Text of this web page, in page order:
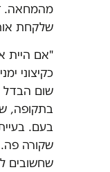
מהמחאה.
שלקחת
"אם היית
כקיצוני
שום הבדל
בתקופה,
בעם.
שקורה פה.
שחשובים